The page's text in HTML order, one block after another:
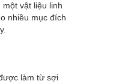
vật liệu linh
nhiều mục đích
làm từ sợi